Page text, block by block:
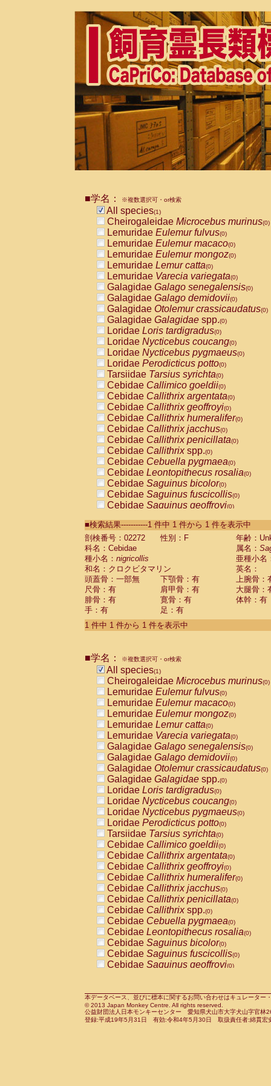
■学名： ※複数選択可・or検索
All species(1)
Cheirogaleidae Microcebus murinus(0)
Lemuridae Eulemur fulvus(0)
Lemuridae Eulemur macaco(0)
Lemuridae Eulemur mongoz(0)
Lemuridae Lemur catta(0)
Lemuridae Varecia variegata(0)
Galagidae Galago senegalensis(0)
Galagidae Galago demidovii(0)
Galagidae Otolemur crassicaudatus(0)
Galagidae Galagidae spp.(0)
Loridae Loris tardigradus(0)
Loridae Nycticebus coucang(0)
Loridae Nycticebus pygmaeus(0)
Loridae Perodicticus potto(0)
Tarsiidae Tarsius syrichta(0)
Cebidae Callimico goeldii(0)
Cebidae Callithrix argentata(0)
Cebidae Callithrix geoffroyi(0)
Cebidae Callithrix humeralifer(0)
Cebidae Callithrix jacchus(0)
Cebidae Callithrix penicillata(0)
Cebidae Callithrixspp.(0)
Cebidae Cebuella pygmaea(0)
Cebidae Leontopithecus rosalia(0)
Cebidae Saguinus bicolor(0)
Cebidae Saguinus fuscicollis(0)
Cebidae Saguinus geoffroyi(0)
CebidaeSaguinus labiatus(0)
Cebidae Saguinus leucopus (0)
Cebidae
CebidaeSaguinus mystax
CebidaeSaguinus nigricollis (1)
Cebidae Saguinus oedipus
Cebidae Saguinus weddelli
Cebidae Saguinusspp.
Cebidae Aotus trivirgatus
Cebidae Cebus albifrons
CebidaeCebus nigrivittatus
CebidaeCebus
CebidaeSaimiri boliviensis(0)
CebidaeSaimiri sciureus(0)
AtelidaeAlouatta caraya(0)
AtelidaeAlouatta fusca(0)
AtelidaeAlouatta seniculus
AtelidaeAlouattaspp.(0)
AtelidaeAteles belzebuth(0)
AtelidaeAteles geoffroyi(0)
AtelidaeAteles paniscus(0)
AtelidaeAtelesspp.(0)
Atelidae Lagothrix lagothricha
AtelidaeLagothrix lagothricha cana
PitheciidaeCacajao calvus
PitheciidaeCallicebus cupreus
PitheciidaeCallicebus donacophilus
PitheciidaeCallicebus moloch
PitheciidaeCallicebus torquatus
PitheciidaeCallicebusspp.(0)
PitheciidaeChiropotes satanas(0)
PitheciidaePithecia monachus
PitheciidaePithecia pithecia(0)
CercopithecidaeCercocebus agilis
CercopithecidaeCercocebus
CercopithecidaeCercocebus
CercopithecidaeCercocebus
CercopithecidaeCercocebus
CercopithecidaeCercocebushybrid
CercopithecidaePapio anubis(0)
CercopithecidaePapio cynocephalus
CercopithecidaePapio hamadryas(0)
■検索結果-----------1 件中 1 件から 1 件を表示中
剖検番号：02272
性別：F
年齢：
科名：Cebidae
属名：
種小名： nigricollis
亜種小名
和名：クロクビタマリン
英名：
頭蓋骨：一部無
下顎骨：有
上腕骨：
尺骨：有
肩甲骨：有
大腿骨：
腓骨：有
寛骨：有
体幹：有
手：有
足：有
1 件中 1 件から 1 件を表示中
■学名： ※複数選択可・or検索
All species(1)
Cheirogaleidae Microcebus murinus(0)
Lemuridae Eulemur fulvus(0)
Lemuridae Eulemur macaco(0)
Lemuridae Eulemur mongoz(0)
Lemuridae Lemur catta(0)
Lemuridae Varecia variegata(0)
Galagidae Galago senegalensis(0)
Galagidae Galago demidovii(0)
Galagidae Otolemur crassicaudatus(0)
Galagidae Galagidae spp.(0)
Loridae Loris tardigradus(0)
Loridae Nycticebus coucang(0)
Loridae Nycticebus pygmaeus(0)
Loridae Perodicticus potto(0)
Tarsiidae Tarsius syrichta(0)
Cebidae Callimico goeldii(0)
Cebidae Callithrix argentata(0)
Cebidae Callithrix geoffroyi(0)
Cebidae Callithrix humeralifer(0)
Cebidae Callithrix jacchus(0)
Cebidae Callithrix penicillata(0)
Cebidae Callithrixspp.(0)
Cebidae Cebuella pygmaea(0)
Cebidae Leontopithecus rosalia(0)
Cebidae Saguinus bicolor(0)
Cebidae Saguinus fuscicollis(0)
Cebidae Saguinus geoffroyi(0)
CebidaeSaguinus leucopus(0)
CebidaeSaguinus midas(0)
Cebidae Saguinus mystax(0)
本データベース、並びに標本に関するお問い合わせはキュレータ
© 2013 Japan Monkey Centre. All rights reserved.
公益財団法人日本モンキーセンター 愛知県犬山市大字犬山字官
登録:平成19年5月31日 有効:令和4年5月30日 取扱責任者:綿貫宏